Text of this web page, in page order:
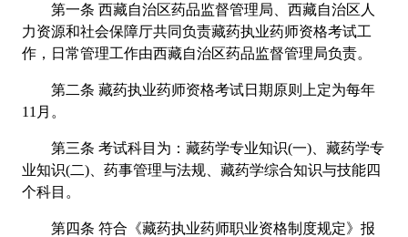
第一条 西藏自治区药品监督管理局、西藏自治区人
力资源和社会保障厅共同负责藏药执业药师资格考试工
作，日常管理工作由西藏自治区药品监督管理局负责。
第二条 藏药执业药师资格考试日期原则上定为每年
11月。
第三条 考试科目为：藏药学专业知识(一)、藏药学专
业知识(二)、药事管理与法规、藏药学综合知识与技能四
个科目。
第四条 符合《藏药执业药师职业资格制度规定》报